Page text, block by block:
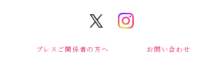
プレスご関係者の方へ お問い合わせ